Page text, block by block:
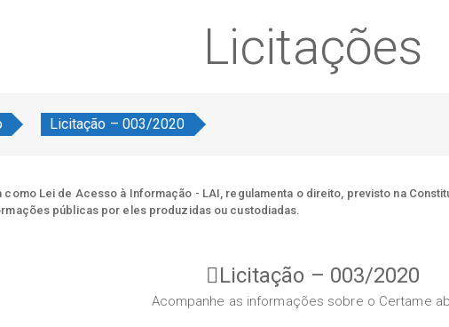
Licitações
Licitação – 003/2020
como Lei de Acesso à Informação - LAI, regulamenta o direito, previsto na
públicas por eles produzidas ou custodiadas.
Licitação – 003/2020
Acompanhe as informações sobre o Certame